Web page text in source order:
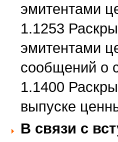
эмитентами
1.1253
эмитентами
сообщений о
1.1400
выпуске
В связи с